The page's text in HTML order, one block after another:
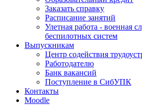
Заказать справку
Расписание занятий
Улетная работа - военная
беспилотных систем
Выпускникам
Центр содействия
Работодателю
Банк вакансий
Поступление в СибУПК
Контакты
Moodle